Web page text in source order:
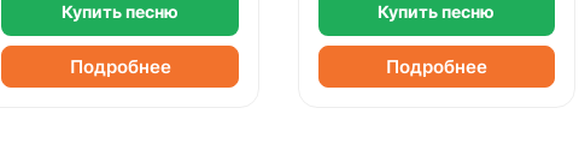
Купить песню
Подробнее
Купить песню
Подробнее